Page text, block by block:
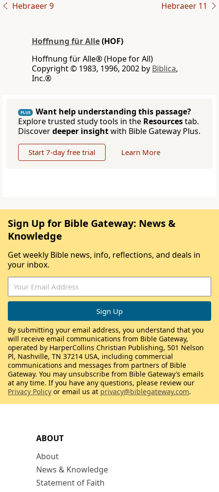
Hebraeer 9 Hebraeer 11
Hoffnung für Alle(HOF)
Hoffnung für Alle® (Hope for All)
Copyright © 1983, 1996, 2002 by Biblica,
Inc.®
PLUS
Want help understanding this passage?
Explore trusted study tools in the Resourcestab.
Discoverdeeper insightwith Bible Gateway Plus.
Start 7-day free trial Learn More
ABOUT
About
News & Knowledge
Statement of Faith
Sign Up for Bible Gateway: News &
Knowledge
Get weekly Bible news, info, reflections, and deals in
your inbox.
By submitting your email address, you understand that you
will receive email communications from Bible Gateway,
operated by HarperCollins Christian Publishing, 501 Nelson
Pl, Nashville, TN 37214 USA, including commercial
communications and messages from partners of Bible
Gateway. You may unsubscribe from Bible Gateway’s emails
at any time. If you have any questions, please review our
Privacy Policy or email us at privacy@biblegateway.com.